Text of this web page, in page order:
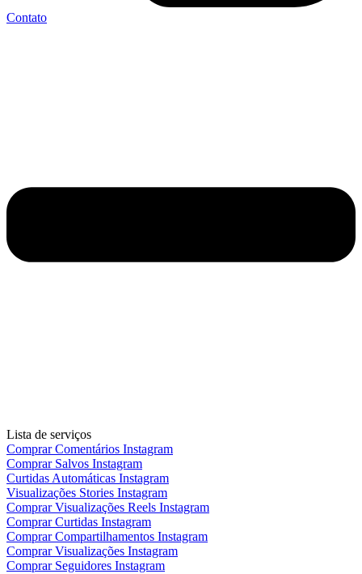
Contato
Lista de serviços
Comprar Comentários Instagram
Comprar Salvos Instagram
Curtidas Automáticas Instagram
Visualizações Stories Instagram
Comprar Visualizações Reels Instagram
Comprar Curtidas Instagram
Comprar Compartilhamentos Instagram
Comprar Visualizações Instagram
Comprar Seguidores Instagram